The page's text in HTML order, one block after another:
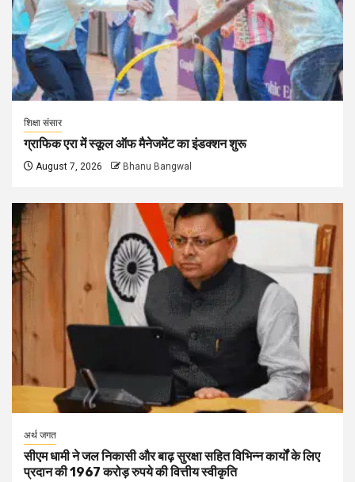
शिक्षा संसार
ग्राफिक एरा में स्कूल ऑफ मैनेजमेंट का इंडक्शन शुरू
August 7, 2026 Bhanu Bangwal
अर्थ जगत
सीएम धामी ने जल निकासी और बाढ़ सुरक्षा सहित विभिन्न कार्यों के लिए
प्रदान की 1967 करोड़ रुपये की वित्तीय स्वीकृति